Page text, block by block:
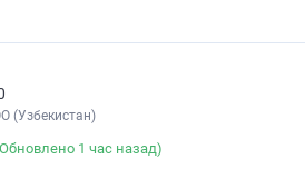
(Узбекистан)
1 час назад)